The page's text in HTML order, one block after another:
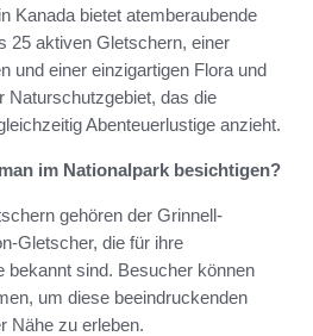
Kanada bietet atemberaubende
25 aktiven Gletschern, einer
und einer einzigartigen Flora und
Naturschutzgebiet, das die
Abenteuerlustige anzieht.
im Nationalpark besichtigen?
gehören der Grinnell-
Gletscher, die für ihre
bekannt sind. Besucher können
um diese beeindruckenden
Nähe zu erleben.